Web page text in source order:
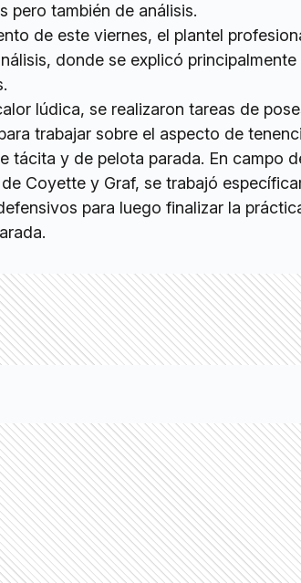
pero también de análisis.
de este viernes, el plantel
donde se explicó
lúdica, se realizaron tareas de
trabajar sobre el aspecto de
tácita y de pelota parada. En campo
Coyette y Graf, se trabajó
para luego finalizar la